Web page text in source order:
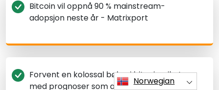
Bitcoin vil oppnå 90 % mainstream-
adopsjon neste år - Matrixport
Forvent en kolossal bølge i bitcoin-riket,
med prognoser som antyder enNorwegian